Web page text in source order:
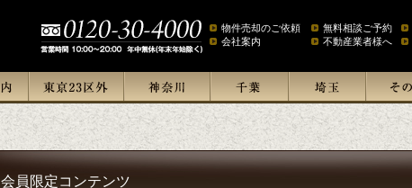
物件売却のご依頼 無料相談ご予約
会社案内
不動産業者様へ
会員限定コンテンツ